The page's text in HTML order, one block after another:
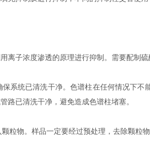
子浓度渗透的原理进行抑制。需要配制硫
统已清洗干净。色谱柱在任何情况下不
路已清洗干净，避免造成色谱柱堵塞。
物。样品一定要经过预处理，去除颗粒物